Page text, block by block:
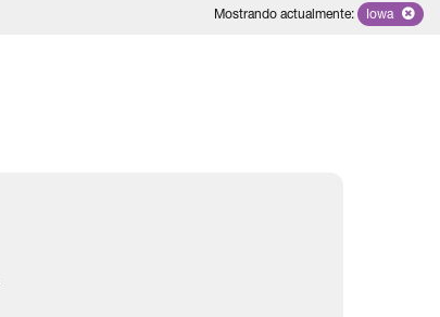
Mostrando actualmente: Remove
Iowa